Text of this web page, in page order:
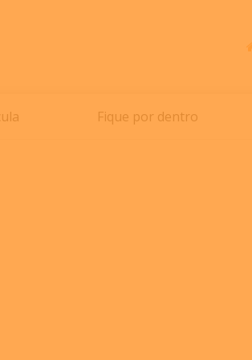
Fique por dentro